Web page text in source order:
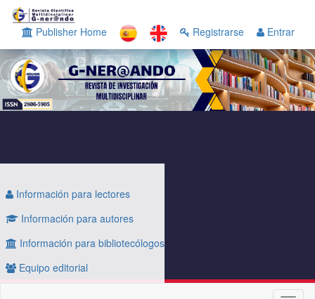
Navegación
principal
Contenido
principal
Barra
lateral
Publisher Home Registrarse Entrar
Información para lectores
Información para autores
Información para bibliotecólogos
Equipo editorial